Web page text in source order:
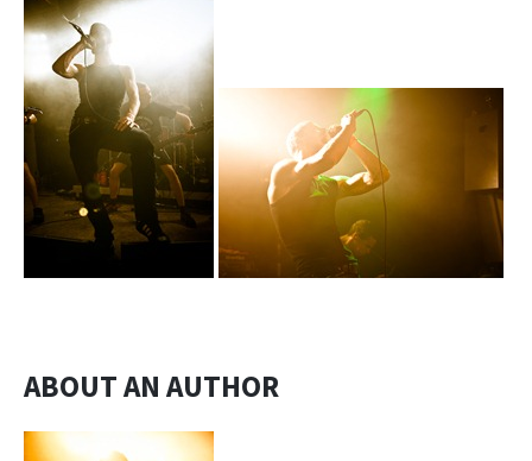
ABOUT AN AUTHOR